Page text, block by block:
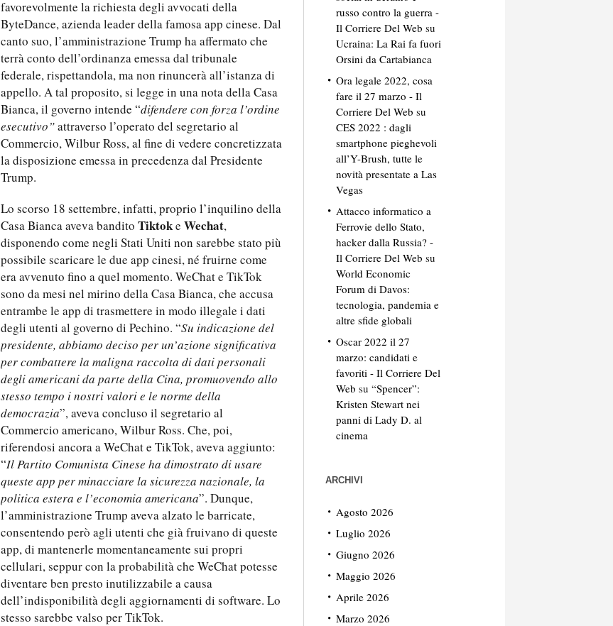
favorevolmente la richiesta degli avvocati della
ByteDance, azienda leader della famosa app cinese. Dal
canto suo, l’amministrazione Trump ha affermato che
terrà conto dell’ordinanza emessa dal tribunale
federale, rispettandola, ma non rinuncerà all’istanza di
appello. A tal proposito, si legge in una nota della Casa
Bianca, il governo intende “difendere con forza l’ordine
esecutivo”attraverso l’operato del segretario al
Commercio, Wilbur Ross, al fine di vedere concretizzata
la disposizione emessa in precedenza dal Presidente
Trump.
Lo scorso 18 settembre, infatti, proprio l’inquilino della
Casa Bianca aveva bandito Tiktoke Wechat,
disponendo come negli Stati Uniti non sarebbe stato più
possibile scaricare le due app cinesi, né fruirne come
era avvenuto fino a quel momento. WeChat e TikTok
sono da mesi nel mirino della Casa Bianca, che accusa
entrambe le app di trasmettere in modo illegale i dati
degli utenti al governo di Pechino. “Su indicazione del
presidente, abbiamo deciso per un’azione significativa
per combattere la maligna raccolta di dati personali
degli americani da parte della Cina, promuovendo allo
stesso tempo i nostri valori e le norme della
democrazia”, aveva concluso il segretario al
Commercio americano, Wilbur Ross. Che, poi,
riferendosi ancora a WeChat e TikTok, aveva aggiunto:
“Il Partito Comunista Cinese ha dimostrato di usare
queste app per minacciare la sicurezza nazionale, la
politica estera e l’economia americana”. Dunque,
l’amministrazione Trump aveva alzato le barricate,
consentendo però agli utenti che già fruivano di queste
app, di mantenerle momentaneamente sui propri
cellulari, seppur con la probabilità che WeChat potesse
diventare ben presto inutilizzabile a causa
dell’indisponibilità degli aggiornamenti di software. Lo
stesso sarebbe valso per TikTok.
russo contro la guerra -
Il Corriere Del Web su
Ucraina: La Rai fa fuori
Orsini da Cartabianca
Ora legale 2022, cosa
fare il 27 marzo - Il
Corriere Del Web su
CES 2022 : dagli
smartphone pieghevoli
all’Y-Brush, tutte le
novità presentate a Las
Vegas
Attacco informatico a
Ferrovie dello Stato,
hacker dalla Russia? -
Il Corriere Del Web su
World Economic
Forum di Davos:
tecnologia, pandemia e
altre sfide globali
Oscar 2022 il 27
marzo: candidati e
favoriti - Il Corriere Del
Web su “Spencer”:
Kristen Stewart nei
panni di Lady D. al
cinema
ARCHIVI
Agosto 2026
Luglio 2026
Giugno 2026
Maggio 2026
Aprile 2026
Marzo 2026